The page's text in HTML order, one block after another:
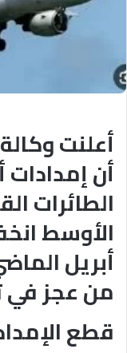
أعلنت
أن
الطائرات
الأوسط
أبريل
من عجز في
قطع